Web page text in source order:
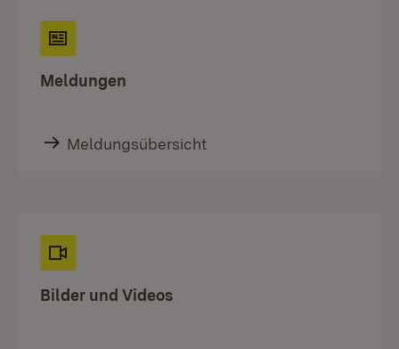
Meldungen
Meldungsübersicht
Bilder und Videos